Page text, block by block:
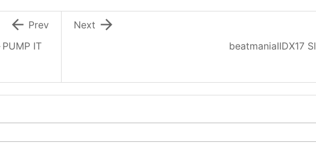
beatmaniaIIDX17

Next
IT
 Prev